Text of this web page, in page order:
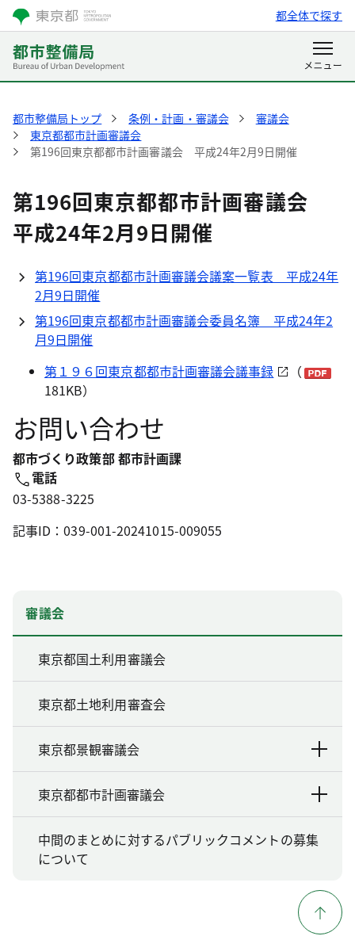
都全体で探す
都市整備局トップ 条例・計画・審議会
審議会
東京都都市計画審議会
第196回東京都都市計画審議会 平成24年2月9日開催
第196回東京都都市計画審議会
平成24年2月9日開催
第196回東京都都市計画審議会議案一覧表 平成24年
2月9日開催
第196回東京都都市計画審議会委員名簿 平成24年2
月9日開催
第１９６回東京都都市計画審議会議事録
（
181KB）
お問い合わせ
都市づくり政策部 都市計画課
電話
03-5388-3225
記事ID：039-001-20241015-009055
審議会
東京都国土利用審議会
東京都土地利用審査会
東京都景観審議会
東京都都市計画審議会
中間のまとめに対するパブリックコメントの募集
について